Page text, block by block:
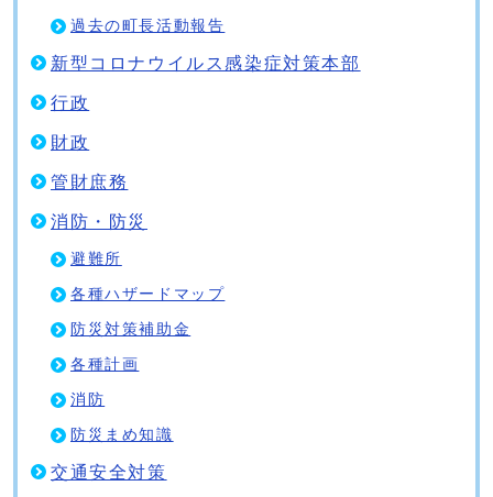
過去の町長活動報告
新型コロナウイルス感染症対策本部
行政
財政
管財庶務
消防・防災
避難所
各種ハザードマップ
防災対策補助金
各種計画
消防
防災まめ知識
交通安全対策